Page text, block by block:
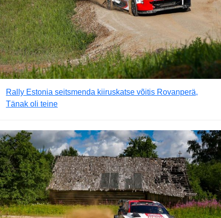
Rally Estonia seitsmenda kiiruskatse võitis Rovanperä,
Tänak oli teine